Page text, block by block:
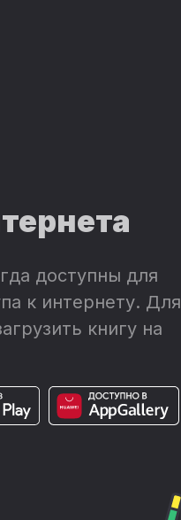
доступны для
к интернету. Для
книгу на